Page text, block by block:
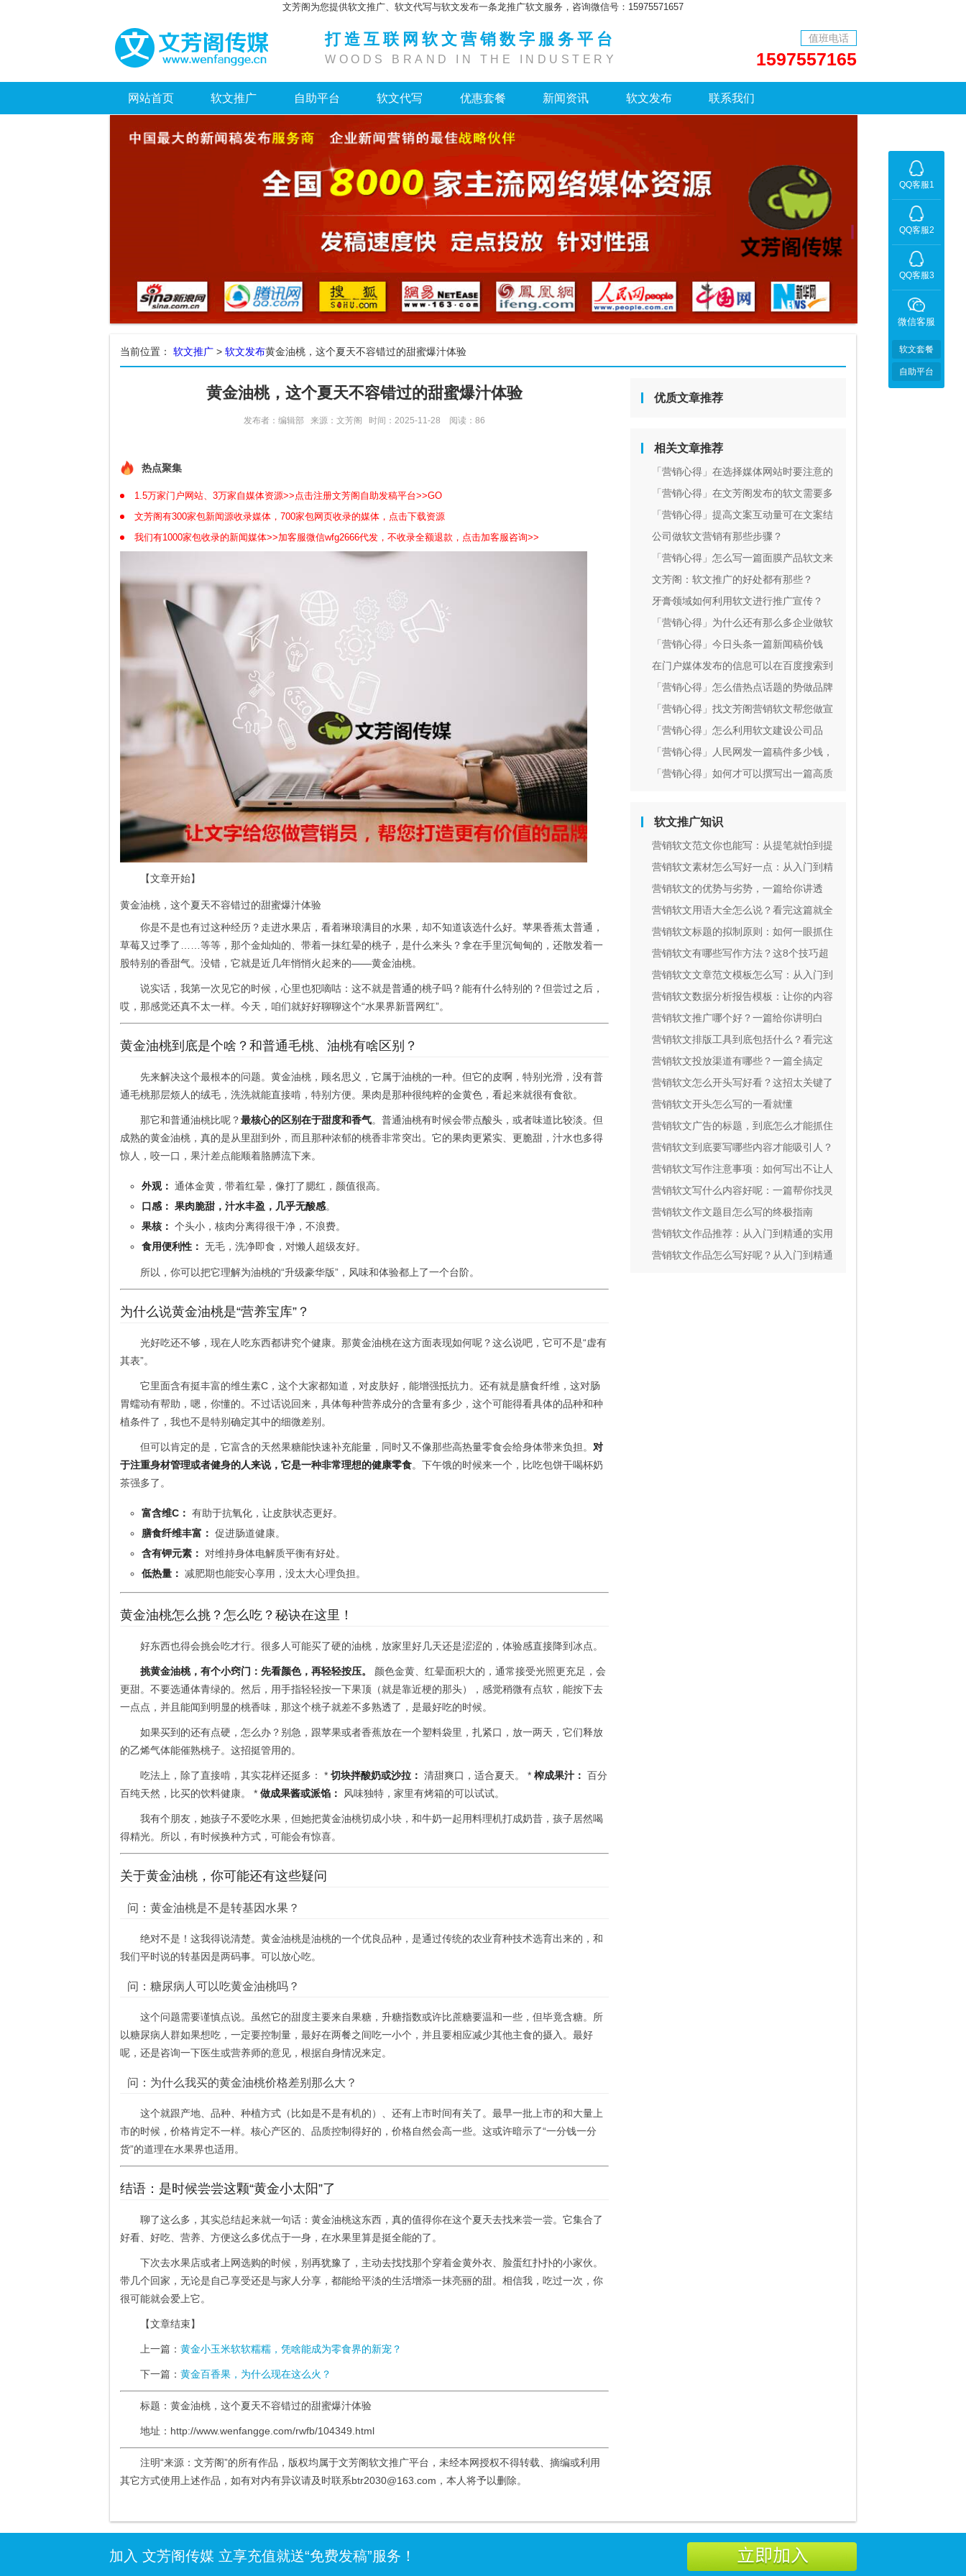
文芳阁为您提供软文推广、软文代写与软文发布一条龙推广软文服务，咨询微信号：15975571657
打造互联网软文营销数字服务平台
WOODS BRAND IN THE INDUSTERY
值班电话
1597557165
网站首页 软文推广 自助平台 软文代写 优惠套餐 新闻资讯 软文发布 联系我们
QQ客服1
QQ客服2
QQ客服3
微信客服
软文套餐
自助平台
当前位置： 软文推广 > 软文发布黄金油桃，这个夏天不容错过的甜蜜爆汁体验
黄金油桃，这个夏天不容错过的甜蜜爆汁体验
发布者：编辑部 来源：文芳阁 时间：2025-11-28 阅读： 86
热点聚集
1.5万家门户网站、3万家自媒体资源>>点击注册文芳阁自助发稿平台>>GO
文芳阁有300家包新闻源收录媒体，700家包网页收录的媒体，点击下载资源
我们有1000家包收录的新闻媒体>>加客服微信wfg2666代发，不收录全额退款，点击加客服咨询>>
【文章开始】
黄金油桃，这个夏天不容错过的甜蜜爆汁体验
你是不是也有过这种经历？走进水果店，看着琳琅满目的水果，却不知道该选什么好。苹果香蕉太普通，
草莓又过季了……等等，那个金灿灿的、带着一抹红晕的桃子，是什么来头？拿在手里沉甸甸的，还散发着一
股特别的香甜气。没错，它就是近几年悄悄火起来的——黄金油桃。
说实话，我第一次见它的时候，心里也犯嘀咕：这不就是普通的桃子吗？能有什么特别的？但尝过之后，
哎，那感觉还真不太一样。今天，咱们就好好聊聊这个“水果界新晋网红”。
黄金油桃到底是个啥？和普通毛桃、油桃有啥区别？
先来解决这个最根本的问题。黄金油桃，顾名思义，它属于油桃的一种。但它的皮啊，特别光滑，没有普
通毛桃那层烦人的绒毛，洗洗就能直接啃，特别方便。果肉是那种很纯粹的金黄色，看起来就很有食欲。
那它和普通油桃比呢？最核心的区别在于甜度和香气。普通油桃有时候会带点酸头，或者味道比较淡。但
成熟的黄金油桃，真的是从里甜到外，而且那种浓郁的桃香非常突出。它的果肉更紧实、更脆甜，汁水也多得
惊人，咬一口，果汁差点能顺着胳膊流下来。
外观： 通体金黄，带着红晕，像打了腮红，颜值很高。
口感： 果肉脆甜，汁水丰盈，几乎无酸感。
果核： 个头小，核肉分离得很干净，不浪费。
食用便利性： 无毛，洗净即食，对懒人超级友好。
所以，你可以把它理解为油桃的“升级豪华版”，风味和体验都上了一个台阶。
为什么说黄金油桃是“营养宝库”？
光好吃还不够，现在人吃东西都讲究个健康。那黄金油桃在这方面表现如何呢？这么说吧，它可不是“虚有
其表”。
它里面含有挺丰富的维生素C，这个大家都知道，对皮肤好，能增强抵抗力。还有就是膳食纤维，这对肠
胃蠕动有帮助，嗯，你懂的。不过话说回来，具体每种营养成分的含量有多少，这个可能得看具体的品种和种
植条件了，我也不是特别确定其中的细微差别。
但可以肯定的是，它富含的天然果糖能快速补充能量，同时又不像那些高热量零食会给身体带来负担。 对
于注重身材管理或者健身的人来说，它是一种非常理想的健康零食。下午饿的时候来一个，比吃包饼干喝杯奶
茶强多了。
富含维C： 有助于抗氧化，让皮肤状态更好。
膳食纤维丰富： 促进肠道健康。
含有钾元素： 对维持身体电解质平衡有好处。
低热量： 减肥期也能安心享用，没太大心理负担。
黄金油桃怎么挑？怎么吃？秘诀在这里！
好东西也得会挑会吃才行。很多人可能买了硬的油桃，放家里好几天还是涩涩的，体验感直接降到冰点。
挑黄金油桃，有个小窍门：先看颜色，再轻轻按压。
颜色金黄、红晕面积大的，通常接受光照更充足，会
更甜。不要选通体青绿的。然后，用手指轻轻按一下果顶（就是靠近梗的那头），感觉稍微有点软，能按下去
一点点，并且能闻到明显的桃香味，那这个桃子就差不多熟透了，是最好吃的时候。
如果买到的还有点硬，怎么办？别急，跟苹果或者香蕉放在一个塑料袋里，扎紧口，放一两天，它们释放
的乙烯气体能催熟桃子。这招挺管用的。
吃法上，除了直接啃，其实花样还挺多： * 切块拌酸奶或沙拉： 清甜爽口，适合夏天。 * 榨成果汁： 百分
百纯天然，比买的饮料健康。 * 做成果酱或派馅： 风味独特，家里有烤箱的可以试试。
我有个朋友，她孩子不爱吃水果，但她把黄金油桃切成小块，和牛奶一起用料理机打成奶昔，孩子居然喝
得精光。所以，有时候换种方式，可能会有惊喜。
关于黄金油桃，你可能还有这些疑问
问：黄金油桃是不是转基因水果？
绝对不是！这我得说清楚。黄金油桃是油桃的一个优良品种，是通过传统的农业育种技术选育出来的，和
我们平时说的转基因是两码事。可以放心吃。
问：糖尿病人可以吃黄金油桃吗？
这个问题需要谨慎点说。虽然它的甜度主要来自果糖，升糖指数或许比蔗糖要温和一些，但毕竟含糖。所
以糖尿病人群如果想吃，一定要控制量，最好在两餐之间吃一小个，并且要相应减少其他主食的摄入。最好
呢，还是咨询一下医生或营养师的意见，根据自身情况来定。
问：为什么我买的黄金油桃价格差别那么大？
这个就跟产地、品种、种植方式（比如是不是有机的）、还有上市时间有关了。最早一批上市的和大量上
市的时候，价格肯定不一样。核心产区的、品质控制得好的，价格自然会高一些。这或许暗示了“一分钱一分
货”的道理在水果界也适用。
结语：是时候尝尝这颗“黄金小太阳”了
聊了这么多，其实总结起来就一句话：黄金油桃这东西，真的值得你在这个夏天去找来尝一尝。它集合了
好看、好吃、营养、方便这么多优点于一身，在水果里算是挺全能的了。
下次去水果店或者上网选购的时候，别再犹豫了，主动去找找那个穿着金黄外衣、脸蛋红扑扑的小家伙。
带几个回家，无论是自己享受还是与家人分享，都能给平淡的生活增添一抹亮丽的甜。相信我，吃过一次，你
很可能就会爱上它。
【文章结束】
上一篇： 黄金小玉米软软糯糯，凭啥能成为零食界的新宠？
下一篇： 黄金百香果，为什么现在这么火？
标题：黄金油桃，这个夏天不容错过的甜蜜爆汁体验
地址：http://www.wenfangge.com/rwfb/104349.html
注明“来源：文芳阁”的所有作品，版权均属于文芳阁软文推广平台，未经本网授权不得转载、摘编或利用
其它方式使用上述作品，如有对内有异议请及时联系btr2030@163.com，本人将予以删除。
优质文章推荐
相关文章推荐
「营销心得」在选择媒体网站时要注意的
几点
「营销心得」在文芳阁发布的软文需要多
久才会被百度收录
「营销心得」提高文案互动量可在文案结
尾处大做文案
公司做软文营销有那些步骤？
「营销心得」怎么写一篇面膜产品软文来
吸引顾客
文芳阁：软文推广的好处都有那些？
牙膏领域如何利用软文进行推广宣传？
「营销心得」为什么还有那么多企业做软
文推广？
「营销心得」今日头条一篇新闻稿价钱
在门户媒体发布的信息可以在百度搜索到
吗？
「营销心得」怎么借热点话题的势做品牌
宣传？
「营销心得」找文芳阁营销软文帮您做宣
传带来越来越多客流源
「营销心得」怎么利用软文建设公司品
牌？
「营销心得」人民网发一篇稿件多少钱，
有那些投放渠道？
「营销心得」如何才可以撰写出一篇高质
软文推广知识
营销软文范文你也能写：从提笔就怕到提
笔就赚
营销软文素材怎么写好一点：从入门到精
通
营销软文的优势与劣势，一篇给你讲透
营销软文用语大全怎么说？看完这篇就全
懂了
营销软文标题的拟制原则：如何一眼抓住
人心
营销软文有哪些写作方法？这8个技巧超
实用
营销软文文章范文模板怎么写：从入门到
精通
营销软文数据分析报告模板：让你的内容
效果一目了然
营销软文推广哪个好？一篇给你讲明白
营销软文排版工具到底包括什么？看完这
篇就全懂了
营销软文投放渠道有哪些？一篇全搞定
营销软文怎么开头写好看？这招太关键了
营销软文开头怎么写的一看就懂
营销软文广告的标题，到底怎么才能抓住
人心？
营销软文到底要写哪些内容才能吸引人？
营销软文写作注意事项：如何写出不让人
反感还能掏钱的文案？
营销软文写什么内容好呢：一篇帮你找灵
感的指南
营销软文作文题目怎么写的终极指南
营销软文作品推荐：从入门到精通的实用
指南
营销软文作品怎么写好呢？从入门到精通
加入 文芳阁传媒 立享充值就送“免费发稿”服务！